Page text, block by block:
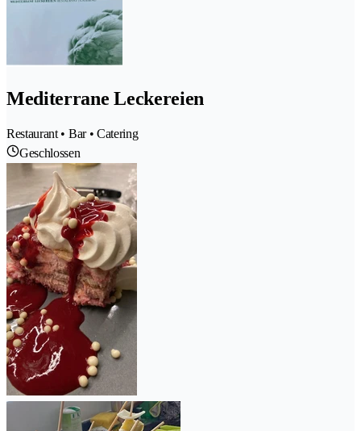
Mediterrane Leckereien
Restaurant • Bar • Catering
Geschlossen